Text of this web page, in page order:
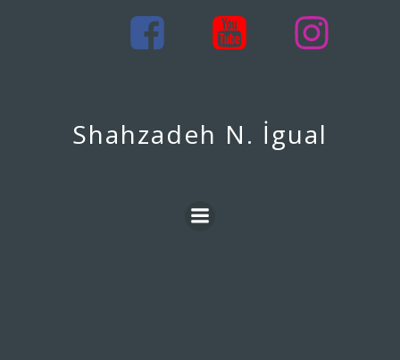
geç
Shahzadeh N. İgual